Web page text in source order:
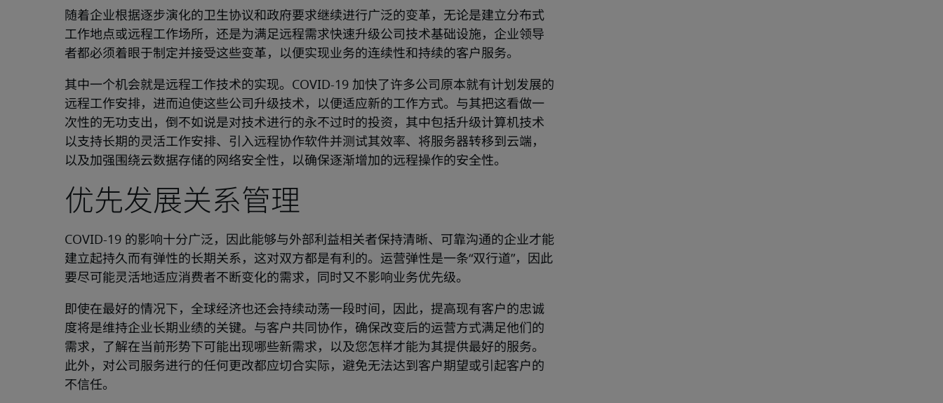
随着企业根据逐步演化的卫生协议和政府要求继续进行广泛的变革，无论是建立分布式
工作地点或远程工作场所，还是为满足远程需求快速升级公司技术基础设施，企业领导
者都必须着眼于制定并接受这些变革，以便实现业务的连续性和持续的客户服务。
其中一个机会就是远程工作技术的实现。COVID-19 加快了许多公司原本就有计划发展的
远程工作安排，进而迫使这些公司升级技术，以便适应新的工作方式。与其把这看做一
次性的无功支出，倒不如说是对技术进行的永不过时的投资，其中包括升级计算机技术
以支持长期的灵活工作安排、引入远程协作软件并测试其效率、将服务器转移到云端，
以及加强围绕云数据存储的网络安全性，以确保逐渐增加的远程操作的安全性。
优先发展关系管理
COVID-19 的影响十分广泛，因此能够与外部利益相关者保持清晰、可靠沟通的企业才能
建立起持久而有弹性的长期关系，这对双方都是有利的。运营弹性是一条“双行道”，因此
要尽可能灵活地适应消费者不断变化的需求，同时又不影响业务优先级。
即使在最好的情况下，全球经济也还会持续动荡一段时间，因此，提高现有客户的忠诚
度将是维持企业长期业绩的关键。与客户共同协作，确保改变后的运营方式满足他们的
需求，了解在当前形势下可能出现哪些新需求，以及您怎样才能为其提供最好的服务。
此外，对公司服务进行的任何更改都应切合实际，避免无法达到客户期望或引起客户的
不信任。